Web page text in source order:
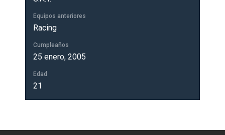
Equipos anteriores
Racing
Cumpleaños
25 enero, 2005
Edad
21